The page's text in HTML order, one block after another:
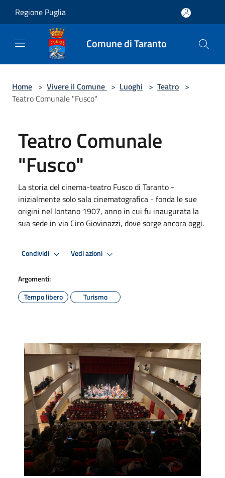
Regione Puglia
Comune di Taranto
Home > Vivere il Comune > Luoghi > Teatro >
Teatro Comunale "Fusco"
Teatro Comunale
"Fusco"
La storia del cinema-teatro Fusco di Taranto -
inizialmente solo sala cinematografica - fonda le sue
origini nel lontano 1907, anno in cui fu inaugurata la
sua sede in via Ciro Giovinazzi, dove sorge ancora oggi.
Condividi Vedi azioni
Argomenti:
Tempo libero
Turismo